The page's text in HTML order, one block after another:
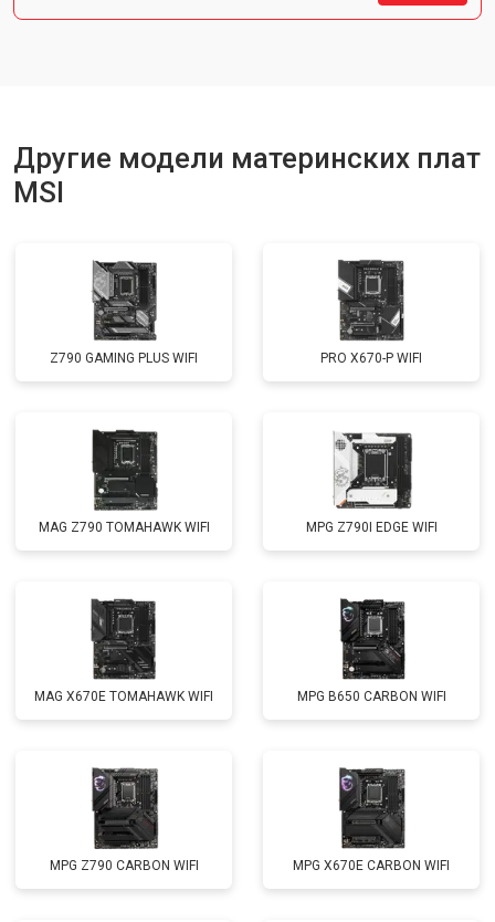
Другие модели материнских плат
MSI
Z790 GAMING PLUS WIFI PRO X670-P WIFI
MAG Z790 TOMAHAWK WIFI MPG Z790I EDGE WIFI
MAG X670E TOMAHAWK WIFI MPG B650 CARBON WIFI
MPG Z790 CARBON WIFI MPG X670E CARBON WIFI